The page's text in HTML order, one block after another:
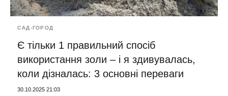
САД-ГОРОД
Є тільки 1 правильний спосіб
використання золи – і я здивувалась,
коли дізналась: 3 основні переваги
30.10.2025 21:03